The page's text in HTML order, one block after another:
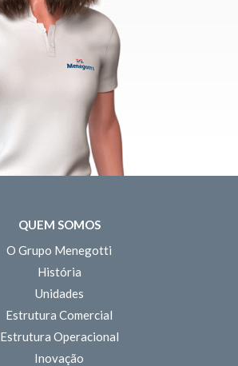
QUEM SOMOS
O Grupo Menegotti
História
Unidades
Estrutura Comercial
Estrutura Operacional
Inovação